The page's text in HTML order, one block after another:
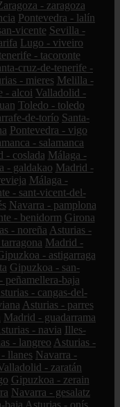
- zaragoza
Pontevedra - lalín
vicente Sevilla -
Lugo - viveiro
- tacoronte
cruz-de-tenerife -
- mieres Melilla -
- alcoi Valladolid -
Toledo - toledo
de-torío Santa-
Pontevedra - vigo
- salamanca
- coslada Málaga -
- galdakao Madrid -
Málaga -
- sant-vicent-del-
Navarra - pamplona
- benidorm Girona
- noreña Asturias -
Madrid -
- astigarraga
Gipuzkoa - san-
peñamellera-baja
- cangas-del-
Asturias - parres
Madrid - guadarrama
- navia Illes-
- langreo Asturias -
llanes Navarra -
- zaratán
Gipuzkoa - zerain
Navarra - gesalatz